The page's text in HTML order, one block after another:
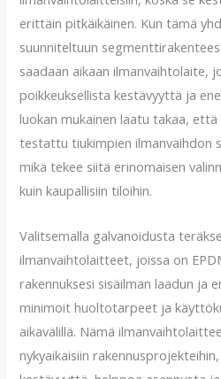
erittäin pitkäikäinen. Kun tämä
suunniteltuun
saadaan aikaan ilmanvaihtolaite,
poikkeuksellista kestävyyttä ja
luokan mukainen laatu takaa,
testattu tiukimpien ilmanvaihdon
mikä tekee siitä erinomaisen
kuin kaupallisiin tiloihin.
Valitsemalla galvanoidusta
ilmanvaihtolaitteet, joissa on
rakennuksesi sisäilman laadun ja
minimoit huoltotarpeet ja
aikavälillä. Nämä
nykyaikaisiin